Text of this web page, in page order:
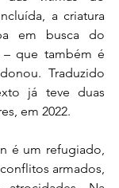
a criatura
em busca do
que também é
Traduzido
já teve duas
em 2022.
é um refugiado,
armados,